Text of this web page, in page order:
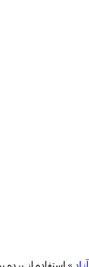
آزاد » استفاده از